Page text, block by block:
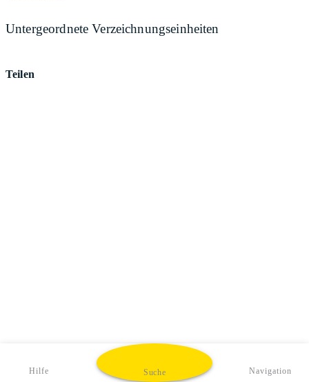
Untergeordnete Verzeichnungseinheiten
Teilen
Hilfe Suche Navigation